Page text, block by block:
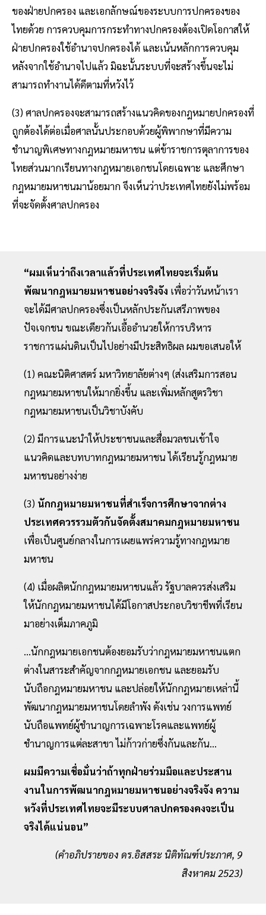
ของฝ่ายปกครอง และเอกลักษณ์ของระบบการปกครองของ
ไทยด้วย การควบคุมการกระทำทางปกครองต้องเปิดโอกาสให้
ฝ่ายปกครองใช้อำนาจปกครองได้ และเน้นหลักการควบคุม
หลังจากใช้อำนาจไปแล้ว มิฉะนั้นระบบที่จะสร้างขึ้นจะไม่
สามารถทำงานได้ดีตามที่หวังไว้
(3) ศาลปกครองจะสามารถสร้างแนวคิดของกฎหมายปกครองที่
ถูกต้องได้ต่อเมื่อศาลนั้นประกอบด้วยผู้พิพากษาที่มีความ
ชำนาญพิเศษทางกฎหมายมหาชน แต่ข้าราชการตุลาการของ
ไทยส่วนมากเรียนทางกฎหมายเอกชนโดยเฉพาะ และศึกษา
กฎหมายมหาชนมาน้อยมาก จึงเห็นว่าประเทศไทยยังไม่พร้อม
ที่จะจัดตั้งศาลปกครอง
“ผมเห็นว่าถึงเวลาแล้วที่ประเทศไทยจะเริ่มต้น
พัฒนากฎหมายมหาชนอย่างจริงจัง เพื่อว่าวันหน้าเรา
จะได้มีศาลปกครองซึ่งเป็นหลักประกันเสรีภาพของ
ปัจเจกชน ขณะเดียวกันเอื้ออำนวยให้การบริหาร
ราชการแผ่นดินเป็นไปอย่างมีประสิทธิผล ผมขอเสนอให้
(1) คณะนิติศาสตร์ มหาวิทยาลัยต่างๆ (ส่งเสริมการสอน
กฎหมายมหาชนให้มากยิ่งขึ้น และเพิ่มหลักสูตรวิชา
กฎหมายมหาชนเป็นวิชาบังคับ
(2) มีการแนะนำให้ประชาชนและสื่อมวลชนเข้าใจ
แนวคิดและบทบาทกฎหมายมหาชน ได้เรียนรู้กฎหมาย
มหาชนอย่างง่าย
(3) นักกฎหมายมหาชนที่สำเร็จการศึกษาจากต่าง
ประเทศควรรวมตัวกันจัดตั้งสมาคมกฎหมายมหาชน
เพื่อเป็นศูนย์กลางในการเผยแพร่ความรู้ทางกฎหมาย
มหาชน
(4) เมื่อผลิตนักกฎหมายมหาชนแล้ว รัฐบาลควรส่งเสริม
ให้นักกฎหมายมหาชนได้มีโอกาสประกอบวิชาชีพที่เรียน
มาอย่างเต็มภาคภูมิ
...นักกฎหมายเอกชนต้องยอมรับว่ากฎหมายมหาชนแตก
ต่างในสาระสำคัญจากกฎหมายเอกชน และยอมรับ
นับถือกฎหมายมหาชน และปล่อยให้นักกฎหมายเหล่านี้
พัฒนากฎหมายมหาชนโดยลำพัง ดังเช่น วงการแพทย์
นับถือแพทย์ผู้ชำนาญการเฉพาะโรคและแพทย์ผู้
ชำนาญการแต่ละสาขา ไม่ก้าวก่ายซึ่งกันและกัน...
ผมมีความเชื่อมั่นว่าถ้าทุกฝ่ายร่วมมือและประสาน
งานในการพัฒนากฎหมายมหาชนอย่างจริงจัง ความ
หวังที่ประเทศไทยจะมีระบบศาลปกครองคงจะเป็น
จริงได้แน่นอน”
(คำอภิปรายของ ดร.อิสสระ นิติทัณฑ์ประภาศ, 9
สิงหาคม 2523)